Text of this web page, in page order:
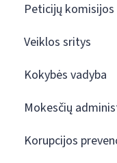
Peticijų komisijos
Veiklos sritys
Kokybės vadyba
Mokesčių
Korupcijos